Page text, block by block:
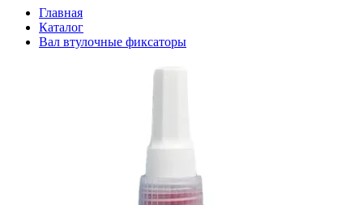
Главная
Каталог
Вал втулочные фиксаторы